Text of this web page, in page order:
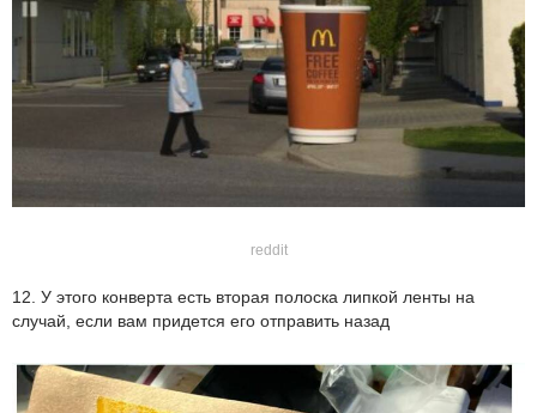
reddit
12. У этого конверта есть вторая полоска липкой ленты на
случай, если вам придется его отправить назад